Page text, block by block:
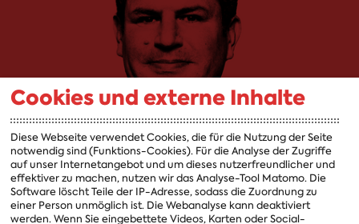
Cookies und externe Inhalte
Diese Webseite verwendet Cookies, die für die Nutzung der Seite
notwendig sind (Funktions-Cookies). Für die Analyse der Zugriffe
auf unser Internetangebot und um dieses nutzerfreundlicher und
effektiver zu machen, nutzen wir das Analyse-Tool Matomo. Die
Software löscht Teile der IP-Adresse, sodass die Zuordnung zu
einer Person unmöglich ist. Die Webanalyse kann deaktiviert
werden. Wenn Sie eingebettete Videos, Karten oder Social-